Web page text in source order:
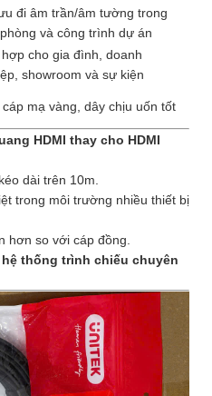
đi âm trần/âm tường trong
và công trình dự án
hợp cho gia đình, doanh
showroom và sự kiện
mạ vàng, dây chịu uốn tốt
HDMI thay cho HDMI
dài trên 10m.
trong môi trường nhiều thiết bị
hơn so với cáp đồng.
thống trình chiếu chuyên